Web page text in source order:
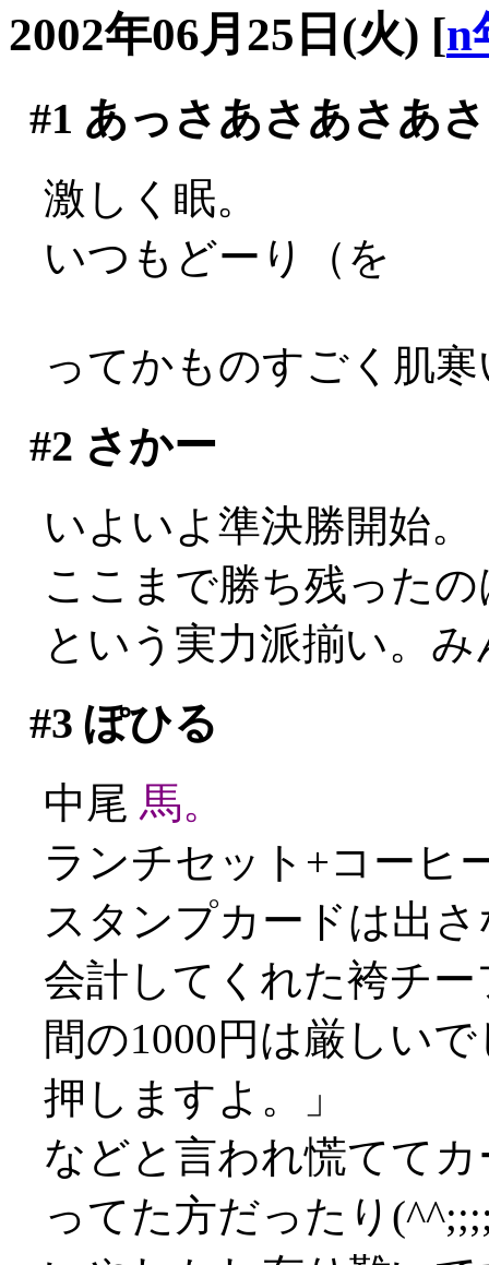
2002年06月25日(火) [n
#1 あっさあさあさあさ
激しく眠。
いつもどーり（を
ってかものすごく肌
#2 さかー
いよいよ準決勝開始。
ここまで勝ち残った
という実力派揃い。
#3 ぽひる
中尾 馬。
ランチセット+コーヒ
スタンプカードは出
会計してくれた袴チ
間の1000円は厳しい
押しますよ。」
などと言われ慌てて
ってた方だったり